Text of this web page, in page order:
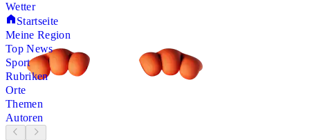
Wetter
Startseite
Meine Region
Top News
Sport
Rubriken
Orte
Themen
Autoren